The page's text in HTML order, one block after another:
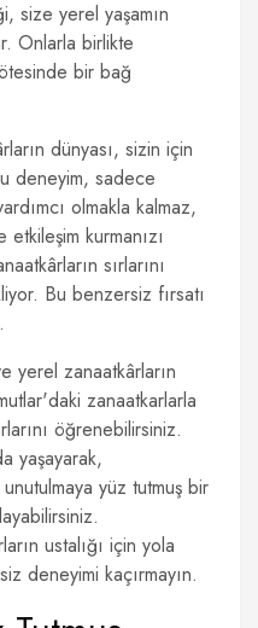
size yerel yaşamın
Onlarla birlikte
bir bağ
dünyası, sizin için
deneyim, sadece
olmakla kalmaz,
kurmanızı
sırlarını
Bu benzersiz fırsatı
yerel zanaatkârların
zanaatkarlarla
öğrenebilirsiniz.
yaşayarak,
yüz tutmuş bir
ustalığı için yola
deneyimi kaçırmayın.